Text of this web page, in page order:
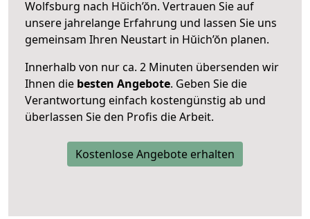
Wolfsburg nach Hŭich’ŏn. Vertrauen Sie auf
unsere jahrelange Erfahrung und lassen Sie uns
gemeinsam Ihren Neustart in Hŭich’ŏn planen.
Innerhalb von nur ca. 2 Minuten übersenden wir
Ihnen die besten Angebote. Geben Sie die
Verantwortung einfach kostengünstig ab und
überlassen Sie den Profis die Arbeit.
Kostenlose Angebote erhalten